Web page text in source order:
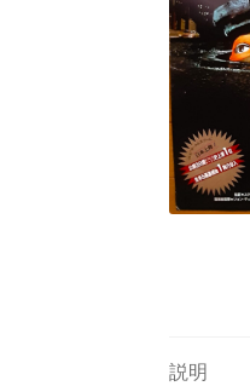
説明